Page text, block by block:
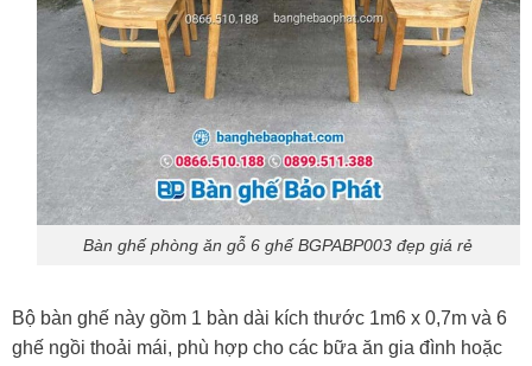
Bàn ghế phòng ăn gỗ 6 ghế BGPABP003 đẹp giá rẻ
Bộ bàn ghế này gồm 1 bàn dài kích thước 1m6 x 0,7m và 6
ghế ngồi thoải mái, phù hợp cho các bữa ăn gia đình hoặc